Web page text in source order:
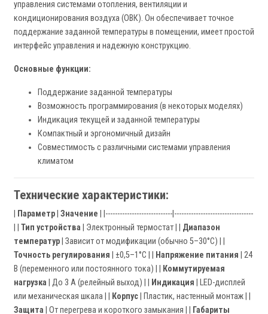
управления системами отопления, вентиляции и
кондиционирования воздуха (ОВК). Он обеспечивает точное
поддержание заданной температуры в помещении, имеет простой
интерфейс управления и надежную конструкцию.
Основные функции:
Поддержание заданной температуры
Возможность программирования (в некоторых моделях)
Индикация текущей и заданной температуры
Компактный и эргономичный дизайн
Совместимость с различными системами управления
климатом
Технические характеристики:
Параметр Значение | |----------------------------|---------------------------------
Тип устройства | Электронный термостат | | Диапазон
температур | Зависит от модификации (обычно 5–30°C) | |
Точность регулирования | ±0,5–1°C | | Напряжение питания | 24
В (переменного или постоянного тока) | |
Коммутируемая
нагрузка | До 3 А (релейный выход) | | Индикация | LED-дисплей
или механическая шкала | |
Корпус | Пластик, настенный монтаж | |
Защита | От перегрева и короткого замыкания | |
Габариты